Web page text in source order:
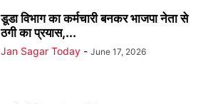
डूडा विभाग का कर्मचारी बनकर भाजपा नेता से
ठगी का प्रयास,...
Jan Sagar Today - June 17, 2026